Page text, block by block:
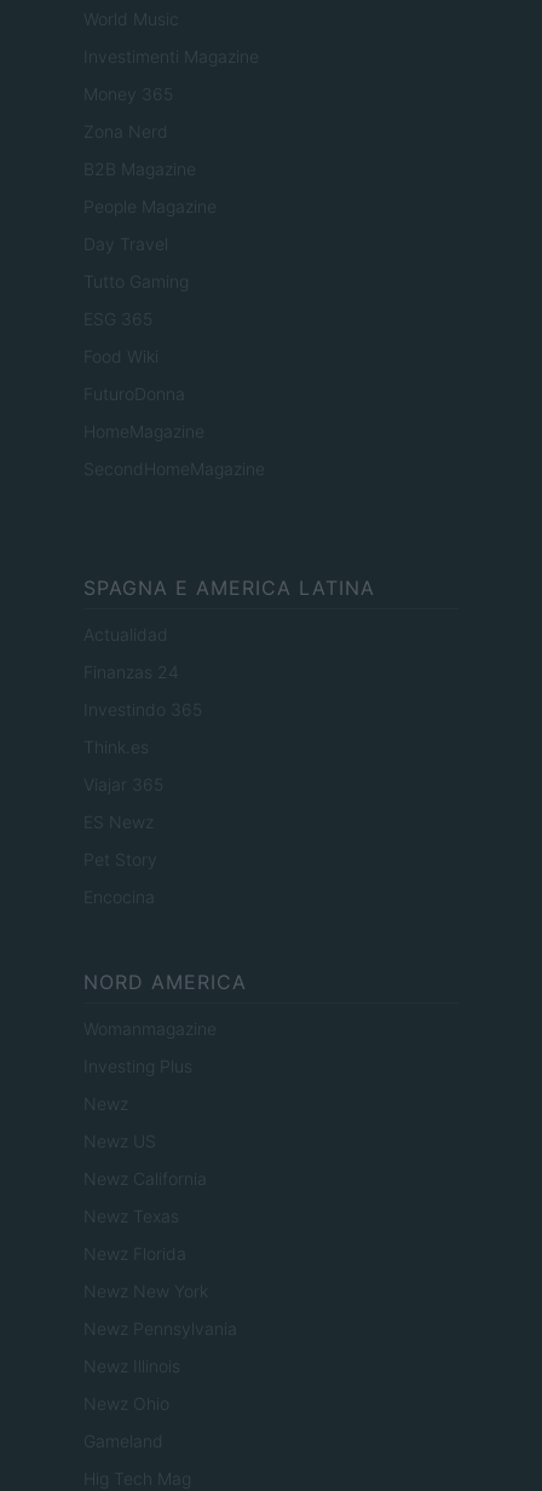
World Music
Investimenti Magazine
Money 365
Zona Nerd
B2B Magazine
People Magazine
Day Travel
Tutto Gaming
ESG 365
Food Wiki
FuturoDonna
HomeMagazine
SecondHomeMagazine
SPAGNA E AMERICA LATINA
Actualidad
Finanzas 24
Investindo 365
Think.es
Viajar 365
ES Newz
Pet Story
Encocina
NORD AMERICA
Womanmagazine
Investing Plus
Newz
Newz US
Newz California
Newz Texas
Newz Florida
Newz New York
Newz Pennsylvania
Newz Illinois
Newz Ohio
Gameland
Hig Tech Mag